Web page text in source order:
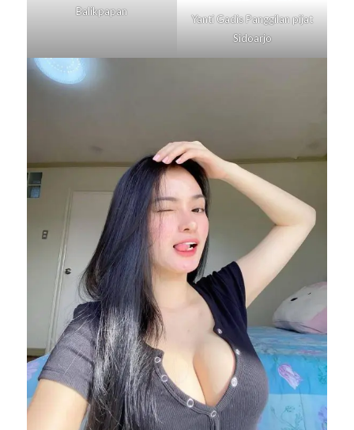
Balikpapan
Yanti Gadis Panggilan pijat
Sidoarjo